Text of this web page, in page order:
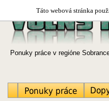
Táto webová stránka
Ponuky práce v regióne